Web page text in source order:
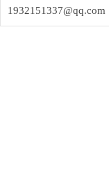
1932151337@qq.com